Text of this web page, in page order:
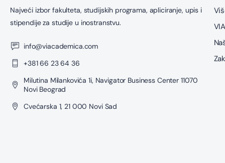
Najveći izbor fakulteta, studijskih programa, apliciranje, upis i
stipendije za studije u inostranstvu.
info@viacademica.com
+381 66 23 64 36
Milutina Milankovića 1i, Navigator Business Center 11070
Novi Beograd
Cvećarska 1, 21 000 Novi Sad